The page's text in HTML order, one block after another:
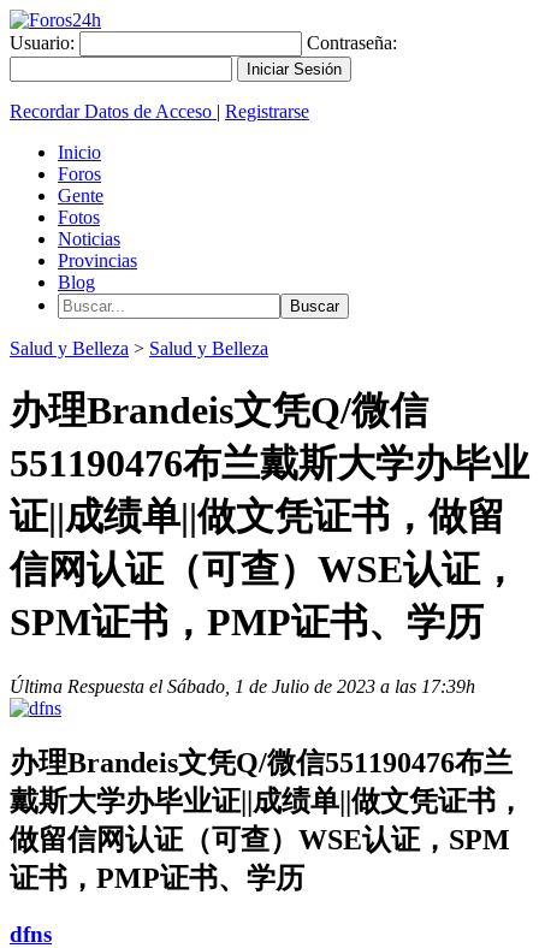
Usuario: Contraseña:
Recordar Datos de Acceso | Registrarse
Inicio
Foros
Gente
Fotos
Noticias
Provincias
Blog
Salud y Belleza > Salud y Belleza
办理Brandeis文凭Q/微信
551190476布兰戴斯大学办毕业
证||成绩单||做文凭证书，做留
信网认证（可查）WSE认证，
SPM证书，PMP证书、学历
Última Respuesta el Sábado, 1 de Julio de 2023 a las 17:39h
办理Brandeis文凭Q/微信551190476布兰
戴斯大学办毕业证||成绩单||做文凭证书，
做留信网认证（可查）WSE认证，SPM
证书，PMP证书、学历
dfns